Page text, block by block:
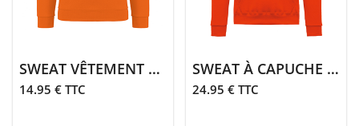
SWEAT VÊTEMENT DE CHASSE | ORANGE
14.95 € TTC
SWEAT À CAPUCHE VÊTEMENT DE CHASSE | ORANGE
24.95 € TTC